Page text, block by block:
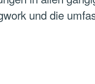
und die